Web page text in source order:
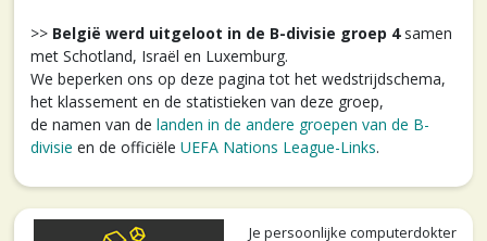
>> België werd uitgeloot in de B-divisie groep 4samen
met Schotland, Israël en Luxemburg.
We beperken ons op deze pagina tot het wedstrijdschema,
het klassement en de statistieken van deze groep,
de namen van de landen in de andere groepen van de B-
divisie en de officiële UEFA Nations League-Links.
Je persoonlijke computerdokter